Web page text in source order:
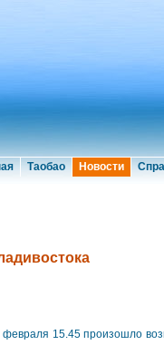
Таобао Новости
15.45 произошло